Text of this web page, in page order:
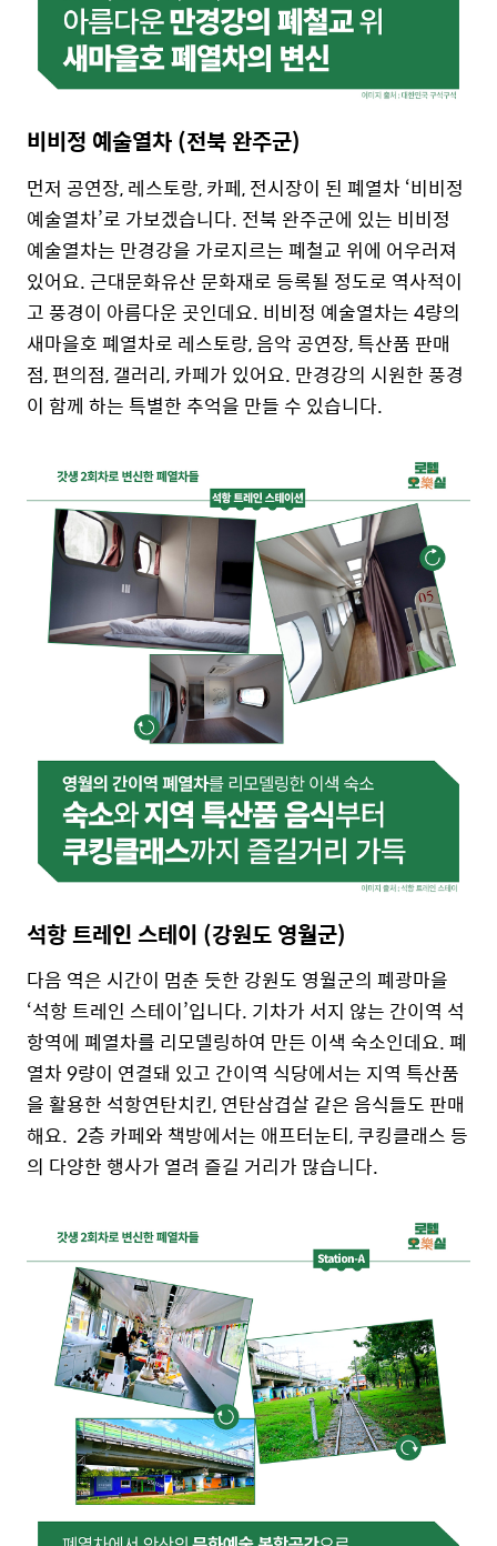
비비정 예술열차 (전북 완주군)
먼저 공연장, 레스토랑, 카페, 전시장이 된 폐열차 ‘비비정
예술열차’로 가보겠습니다. 전북 완주군에 있는 비비정
예술열차는 만경강을 가로지르는 폐철교 위에 어우러져
있어요. 근대문화유산 문화재로 등록될 정도로 역사적이
고 풍경이 아름다운 곳인데요. 비비정 예술열차는 4량의
새마을호 폐열차로 레스토랑, 음악 공연장, 특산품 판매
점, 편의점, 갤러리, 카페가 있어요. 만경강의 시원한 풍경
이 함께 하는 특별한 추억을 만들 수 있습니다.
석항 트레인 스테이 (강원도 영월군)
다음 역은 시간이 멈춘 듯한 강원도 영월군의 폐광마을
‘석항 트레인 스테이’입니다. 기차가 서지 않는 간이역 석
항역에 폐열차를 리모델링하여 만든 이색 숙소인데요. 폐
열차 9량이 연결돼 있고 간이역 식당에서는 지역 특산품
을 활용한 석항연탄치킨, 연탄삼겹살 같은 음식들도 판매
해요. 2층 카페와 책방에서는 애프터눈티, 쿠킹클래스 등
의 다양한 행사가 열려 즐길 거리가 많습니다.